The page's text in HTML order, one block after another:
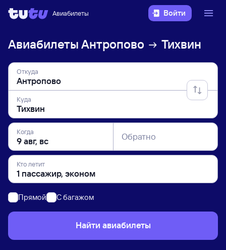
Авиабилеты Войти
Авиабилеты Антропово Тихвин
Откуда
Куда
Когда Обратно
Кто летит
Прямой C багажом
Найти авиабилеты